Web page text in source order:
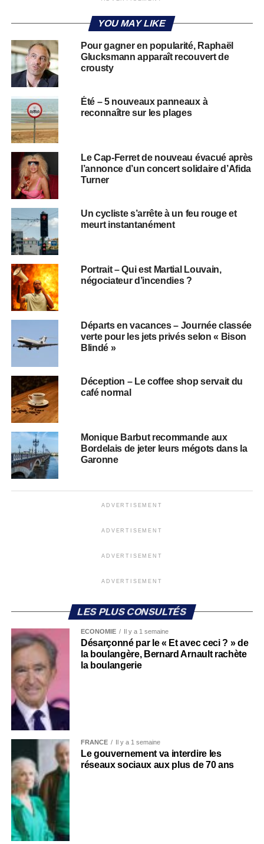
YOU MAY LIKE
Pour gagner en popularité, Raphaël
Glucksmann apparaît recouvert de
crousty
Été – 5 nouveaux panneaux à
reconnaître sur les plages
Le Cap-Ferret de nouveau évacué après
l’annonce d’un concert solidaire d’Afida
Turner
Un cycliste s’arrête à un feu rouge et
meurt instantanément
Portrait – Qui est Martial Louvain,
négociateur d’incendies ?
Départs en vacances – Journée classée
verte pour les jets privés selon « Bison
Blindé »
Déception – Le coffee shop servait du
café normal
Monique Barbut recommande aux
Bordelais de jeter leurs mégots dans la
Garonne
ADVERTISEMENT
ADVERTISEMENT
ADVERTISEMENT
ADVERTISEMENT
LES PLUS CONSULTÉS
ECONOMIE Il y a 1 semaine
Désarçonné par le « Et avec ceci ? » de
la boulangère, Bernard Arnault rachète
la boulangerie
FRANCE Il y a 1 semaine
Le gouvernement va interdire les
réseaux sociaux aux plus de 70 ans